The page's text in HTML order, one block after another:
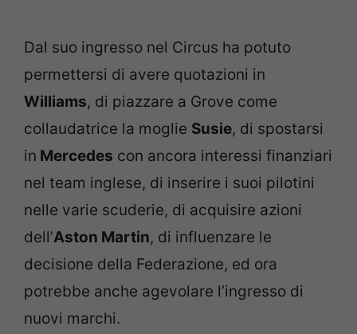
Dal suo ingresso nel Circus ha potuto
permettersi di avere quotazioni in
Williams, di piazzare a Grove come
collaudatrice la moglie Susie, di spostarsi
in Mercedes con ancora interessi finanziari
nel team inglese, di inserire i suoi pilotini
nelle varie scuderie, di acquisire azioni
dell’Aston Martin, di influenzare le
decisione della Federazione, ed ora
potrebbe anche agevolare l’ingresso di
nuovi marchi.